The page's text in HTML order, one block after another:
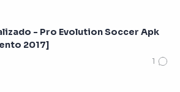
- Pro Evolution Soccer Apk
2017]